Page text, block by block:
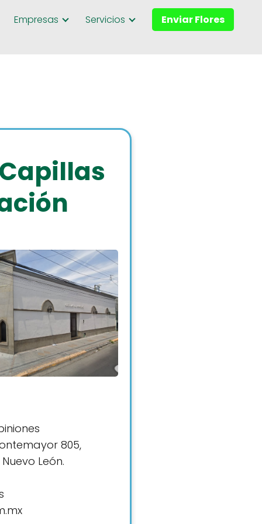
Empresas Servicios Enviar Flores
805,
León.